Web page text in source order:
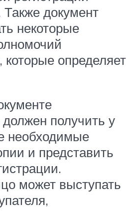
документ
некоторые
которые определяет
получить у
необходимые
и представить
может выступать